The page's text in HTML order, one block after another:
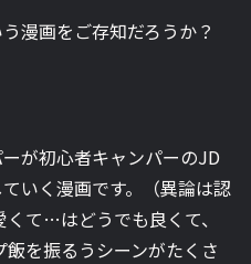
う漫画をご存知だろうか？
が初心者キャンパーのJD
いく漫画です。（異論は認
て…はどうでも良くて、
を振るうシーンがたくさ